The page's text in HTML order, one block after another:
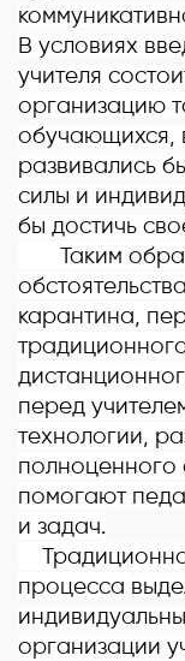
В условиях
учителя
организацию
обучающихся,
развивались
силы и
бы достичь
Таким
карантина,
перед
технологии,
полноценного
помогают
и задач.
процесса
организации